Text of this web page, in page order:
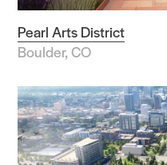
Pearl Arts District
Boulder, CO
Search Sasaki